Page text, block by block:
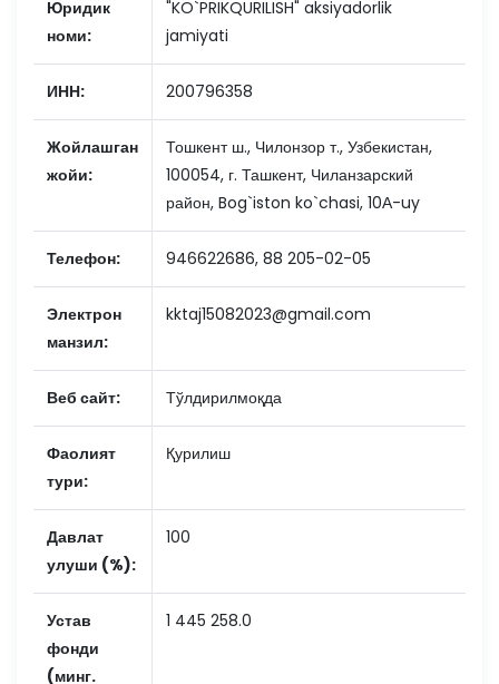
Юридик
номи:
"KO`PRIKQURILISH" aksiyadorlik
jamiyati
ИНН: 200796358
Жойлашган
жойи:
Тошкент ш., Чилонзор т., Узбекистан,
100054, г. Ташкент, Чиланзарский
район, Bog`iston ko`chasi, 10А-uy
Телефон: 946622686, 88 205-02-05
Электрон
манзил:
kktaj15082023@gmail.com
Веб сайт: Тўлдирилмоқда
Фаолият
тури:
Қурилиш
Давлат
улуши (%):
100
Устав
фонди
(минг.
1 445 258.0